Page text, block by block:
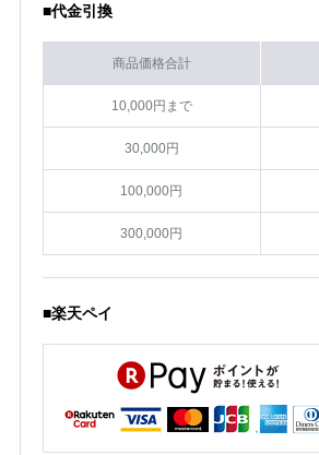
■代金引換
商品価格合計
10,000円まで
30,000円
100,000円
300,000円
■楽天ペイ